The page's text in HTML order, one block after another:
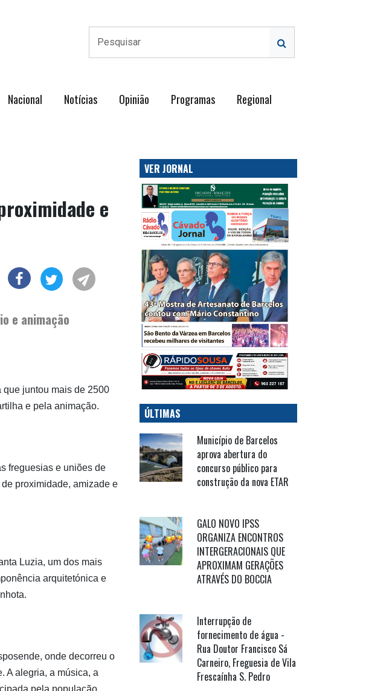
Nacional Notícias Opinião Programas Regional
e
e animação
juntou mais de 2500
e pela animação.
freguesias e uniões de
proximidade, amizade e
Luzia, um dos mais
arquitetónica e
onde decorreu o
A alegria, a música, a
pela população
VER JORNAL
ÚLTIMAS
Município de Barcelos
aprova abertura do
concurso público para
construção da nova ETAR
GALO NOVO IPSS
ORGANIZA ENCONTROS
INTERGERACIONAIS QUE
APROXIMAM GERAÇÕES
ATRAVÉS DO BOCCIA
Interrupção de
fornecimento de água -
Rua Doutor Francisco Sá
Carneiro, Freguesia de Vila
Frescaínha S. Pedro